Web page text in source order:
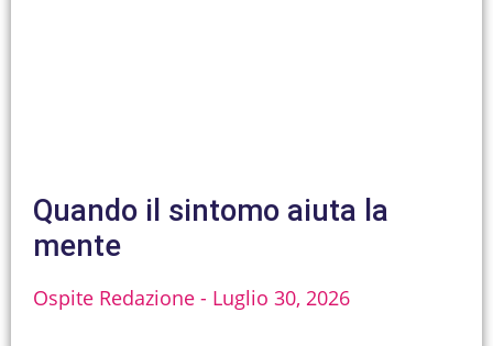
Quando il sintomo aiuta la
mente
Ospite Redazione Luglio 30, 2026